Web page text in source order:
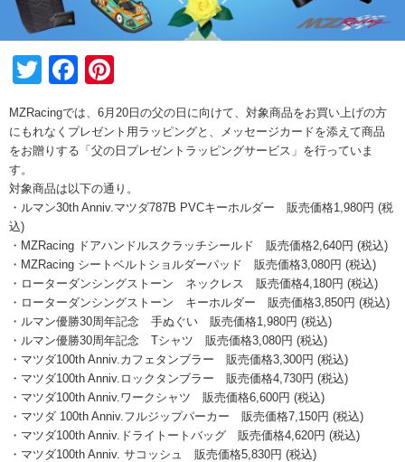
TwitterFacebook
MZRacingでは、6月20日の父の日に向けて、対象商品をお買い上げの方
にもれなくプレゼント用ラッピングと、メッセージカードを添えて商品
をお贈りする「父の日プレゼントラッピングサービス」を行っていま
す。
対象商品は以下の通り。
・ルマン30th Anniv.マツダ787B PVCキーホルダー 販売価格1,980円 (税
込)
・MZRacing ドアハンドルスクラッチシールド 販売価格2,640円 (税込)
・MZRacing シートベルトショルダーパッド 販売価格3,080円 (税込)
・ローターダンシングストーン ネックレス 販売価格4,180円 (税込)
・ローターダンシングストーン キーホルダー 販売価格3,850円 (税込)
・ルマン優勝30周年記念 手ぬぐい 販売価格1,980円 (税込)
・ルマン優勝30周年記念 Tシャツ 販売価格3,080円 (税込)
・マツダ100th Anniv.カフェタンブラー 販売価格3,300円 (税込)
・マツダ100th Anniv.ロックタンブラー 販売価格4,730円 (税込)
・マツダ100th Anniv.ワークシャツ 販売価格6,600円 (税込)
・マツダ 100th Anniv.フルジップパーカー 販売価格7,150円 (税込)
・マツダ100th Anniv.ドライトートバッグ 販売価格4,620円 (税込)
・マツダ100th Anniv. サコッシュ 販売価格5,830円 (税込)